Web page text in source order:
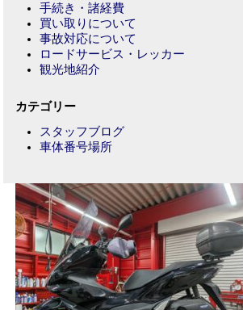
手続き・諸経費
買い取りについて
事故対応について
ロードサービス・レッカー
観光地紹介
カテゴリー
スタッフブログ
車体番号場所